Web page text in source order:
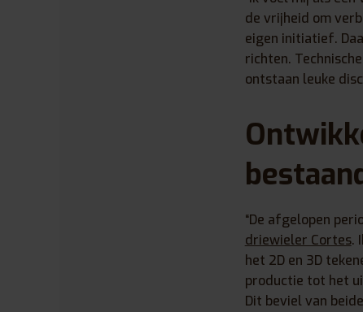
de vrijheid om
eigen initiatief.
richten.
ontstaan leuke
“De afgelopen
driewieler Cortes.
het 2D en 3D
productie tot het
Dit beviel van